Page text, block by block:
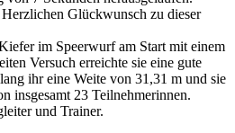
Glückwunsch zu dieser
im Speerwurf am Start mit einem
Versuch erreichte sie eine gute
ihr eine Weite von 31,31 m und sie
insgesamt 23 Teilnehmerinnen.
und Trainer.